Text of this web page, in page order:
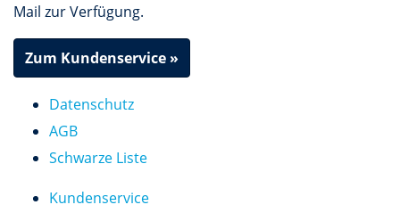
Mail zur Verfügung.
Zum Kundenservice »
Datenschutz
AGB
Schwarze Liste
Kundenservice